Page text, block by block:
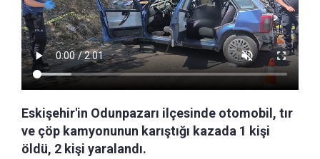
Eskişehir'in Odunpazarı ilçesinde otomobil, tır
ve çöp kamyonunun karıştığı kazada 1 kişi
öldü, 2 kişi yaralandı.